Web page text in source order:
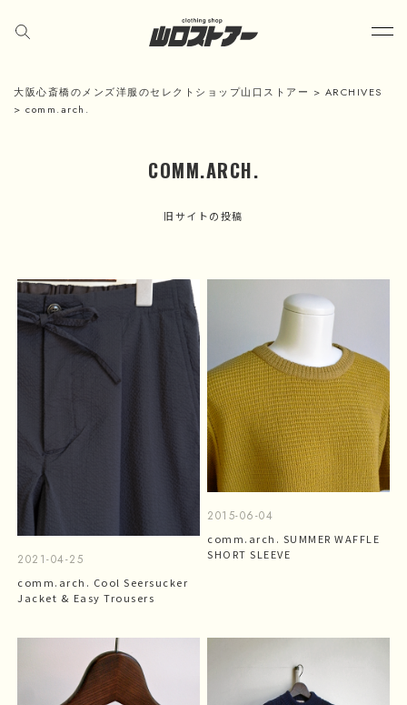
大阪心斎橋のメンズ洋服のセレクトショップ山口ストアー > ARCHIVES
> comm.arch.
COMM.ARCH.
旧サイトの投稿
2021-04-25
comm.arch. Cool Seersucker
Jacket & Easy Trousers
2015-06-04
comm.arch. SUMMER WAFFLE
SHORT SLEEVE